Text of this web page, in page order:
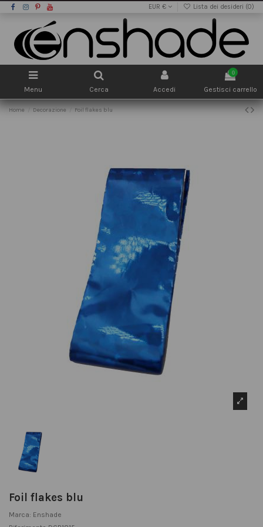
EUR € Lista dei desideri (0)
Menu Cerca Accedi
0
Gestisci carrello
Home Decorazione Foil flakes blu
Foil flakes blu
Marca: Enshade